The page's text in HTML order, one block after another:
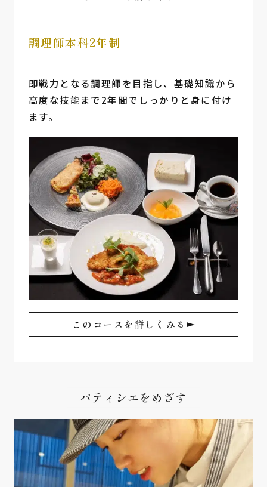
調理師本科2年制
即戦力となる調理師を目指し、基礎知識から
高度な技能まで2年間でしっかりと身に付け
ます。
このコースを詳しくみる
パティシエをめざす